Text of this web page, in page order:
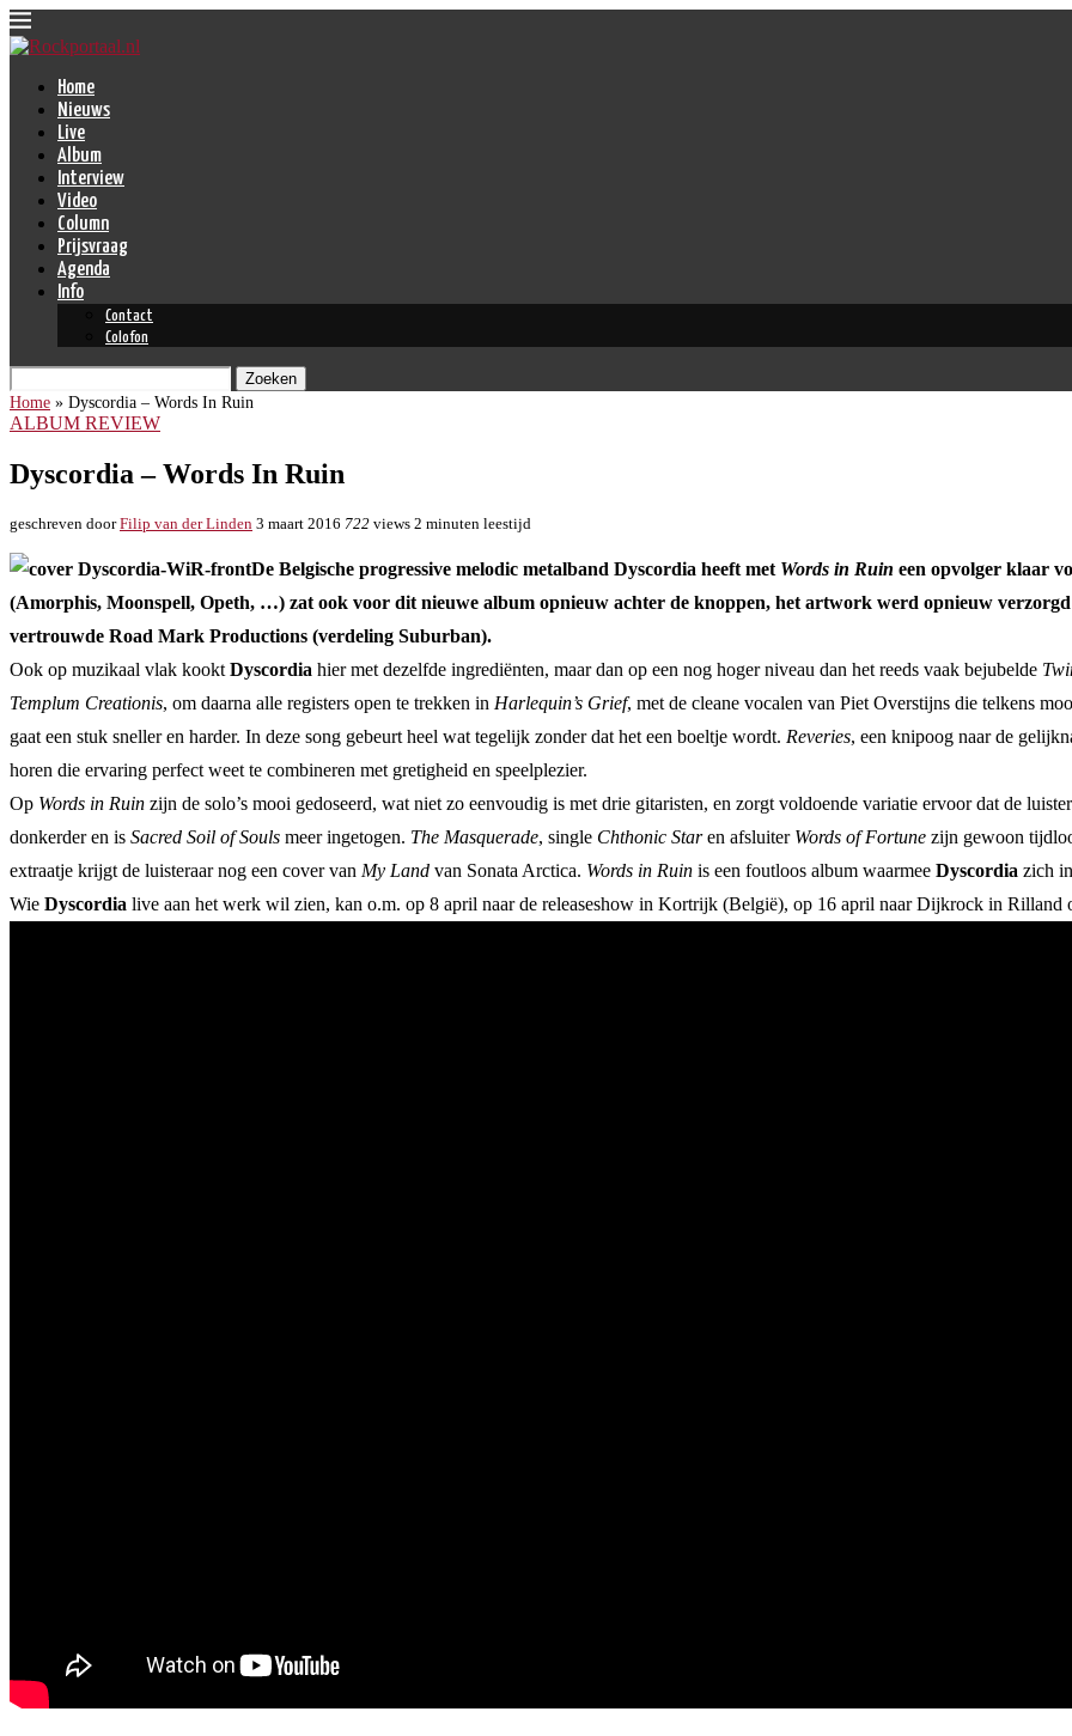
Home
Nieuws
Live
Album
Interview
Video
Column
Prijsvraag
Agenda
Info
Contact
Colofon
Zoeken
Home » Dyscordia – Words In Ruin
ALBUM REVIEW
Dyscordia – Words In Ruin
geschreven doorFilip van der Linden 3 maart 2016 722 views 2 minuten leestijd
De Belgische progressive melodic metalband Dyscordia heeft met Words in Ruin een opvolger klaar
(Amorphis, Moonspell, Opeth, …) zat ook voor dit nieuwe album opnieuw achter de knoppen, het artwork werd opnieuw
vertrouwde Road Mark Productions (verdeling Suburban).
Ook op muzikaal vlak kookt Dyscordia hier met dezelfde ingrediënten, maar dan op een nog hoger niveau dan het reeds vaak bejubelde
Templum Creationis, om daarna alle registers open te trekken in Harlequin’s Grief, met de cleane vocalen van Piet Overstijns die telkens
gaat een stuk sneller en harder. In deze song gebeurt heel wat tegelijk zonder dat het een boeltje wordt. Reveries, een knipoog naar de
horen die ervaring perfect weet te combineren met gretigheid en speelplezier.
Op Words in Ruin zijn de solo’s mooi gedoseerd, wat niet zo eenvoudig is met drie gitaristen, en zorgt voldoende variatie ervoor dat de
donkerder en is Sacred Soil of Souls meer ingetogen. The Masquerade, single Chthonic Staren afsluiter Words of Fortune zijn gewoon
extraatje krijgt de luisteraar nog een cover van My Land van Sonata Arctica. Words in Ruin is een foutloos album waarmee Dyscordia zich
Wie Dyscordia live aan het werk wil zien, kan o.m. op 8 april naar de releaseshow in Kortrijk (België), op 16 april naar Dijkrock in Rilland